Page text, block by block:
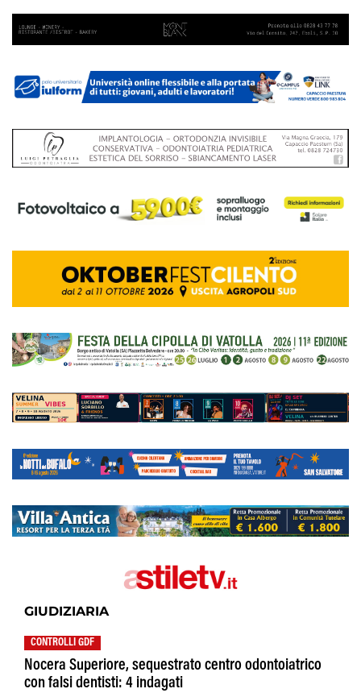
GIUDIZIARIA
CONTROLLI GDF
Nocera Superiore, sequestrato centro odontoiatrico
con falsi dentisti: 4 indagati